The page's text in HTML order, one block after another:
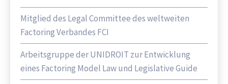
Mitglied des Legal Committee des weltweiten
Factoring Verbandes FCI
Arbeitsgruppe der UNIDROIT zur Entwicklung
eines Factoring Model Law und Legislative Guide